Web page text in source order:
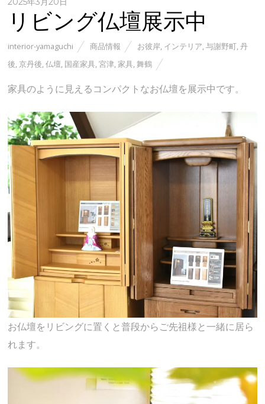
リビング仏壇展示中
interior-yamaguchi 商品情報 お彼岸, インテリア,与謝野町,丹
後,京丹後,仏壇, 国産家具,宮津,家具,舞鶴
家具のように見えるコンパクトなお仏壇を展示中です。
お仏壇をリビングに置くと普段からご先祖様と一緒に居ら
れます。